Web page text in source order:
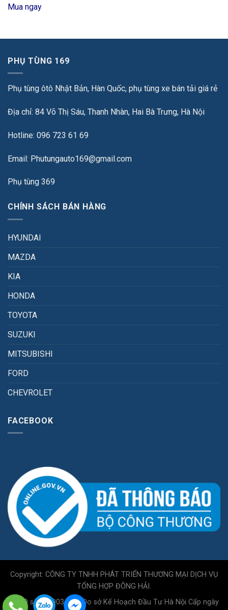
Mua ngay
PHỤ TÙNG 169
Phụ tùng ôtô Nhật Bản, Hàn Quốc, phụ tùng xe bán tải giá rẻ
Địa chỉ: 84 Võ Thị Sáu, Thanh Nhàn, Hai Bà Trưng, Hà Nội
Hotline: 096 723 61 69
Email: Phutungauto169@gmail.com
Phụ tùng 369
CHÍNH SÁCH BÁN HÀNG
HYUNDAI
MAZDA
KIA
HONDA
TOYOTA
SUZUKI
MITSUBISHI
FORD
CHEVROLET
FACEBOOK
Copyright: CÔNG TY TNHH PHÁT TRIỂN THƯƠNG MẠI DỊCH VỤ
TỔNG HỢP ĐÔNG HẢI.
GPKD số 0110034717 Do sở Kế Hoạch Đầu Tư Hà Nội Cấp ngày